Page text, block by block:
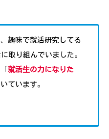
趣味で就活研究してる
取り組んでいました。
就活生の力になりた
ています。